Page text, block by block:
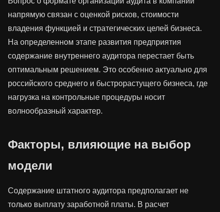
напрямую связан с оценкой рисков, стоимости
владения функцией и стратегических целей бизнеса.
На определенном этапе развития предприятия
содержание внутреннего аудитора перестает быть
оптимальным решением. Это особенно актуально для
российского среднего и быстрорастущего бизнеса, где
нагрузка на контрольные процедуры носит
волнообразный характер.
Факторы, влияющие на выбор
модели
Содержание штатного аудитора предполагает не
только выплату заработной платы. В расчет